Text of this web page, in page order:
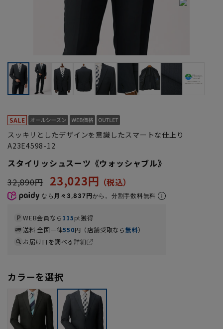
スッキリとしたデザインを意識したスマートな仕上り
A23E4598-12
スタイリッシュスーツ《ウォッシャブル》
32,890円
23,023円
なら 月々3,837円から。分割手数料無料
WEB会員なら115pt獲得
送料 全国一律550円（店舗受取なら無料）
お届け日を調べる詳細
カラーを選択